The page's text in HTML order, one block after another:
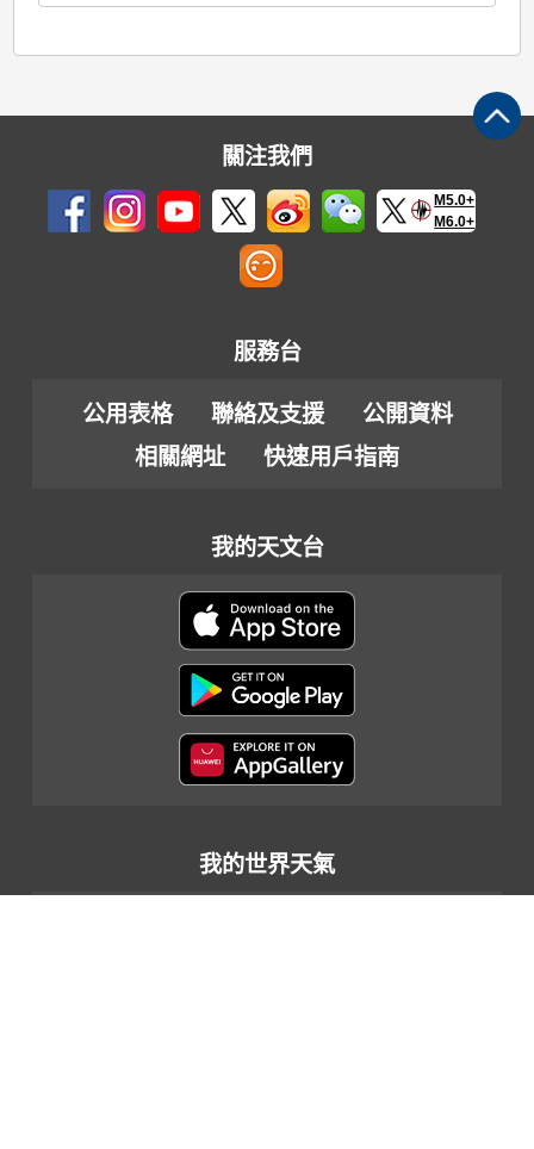
關注我們
M5.0+
M6.0+
服務台
公用表格 聯絡及支援
公開資料
相關網址
快速用戶指南
我的天文台
我的世界天氣